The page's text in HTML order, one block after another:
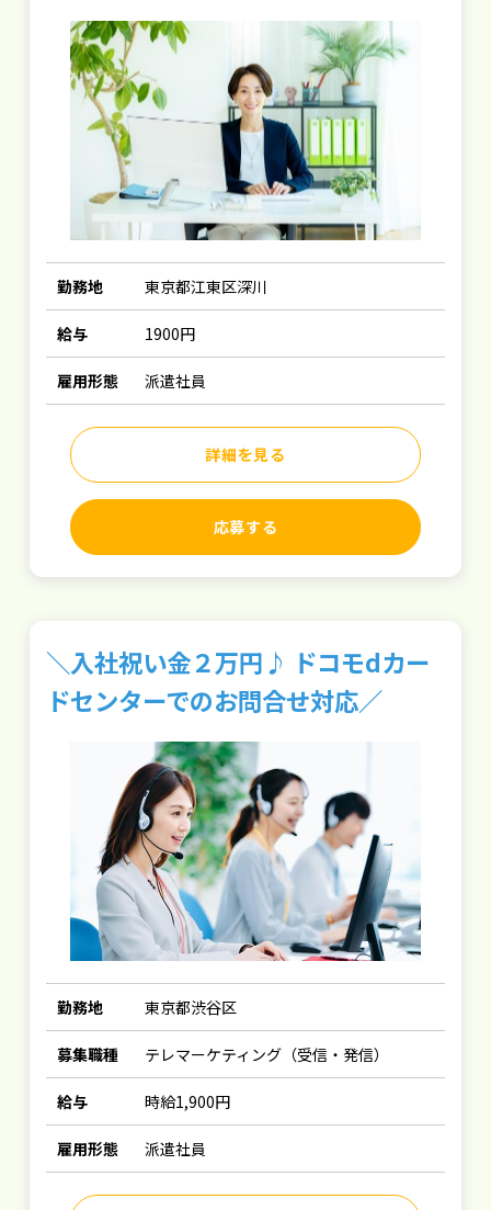
勤務地 東京都江東区深川
給与 1900円
雇用形態 派遣社員
詳細を見る
応募する
＼入社祝い金２万円♪ ドコモdカー
ドセンターでのお問合せ対応／
勤務地 東京都渋谷区
募集職種 テレマーケティング（受信・発信）
給与 時給1,900円
雇用形態 派遣社員